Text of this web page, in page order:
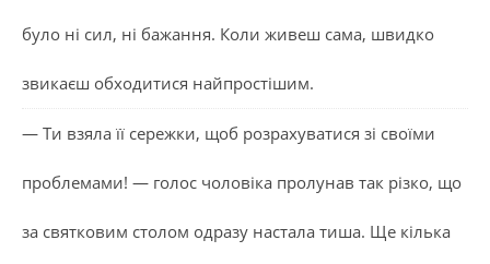
було ні сил, ні бажання. Коли живеш сама, швидко
звикаєш обходитися найпростішим.
— Ти взяла її сережки, щоб розрахуватися зі своїми
проблемами! — голос чоловіка пролунав так різко, що
за святковим столом одразу настала тиша. Ще кілька